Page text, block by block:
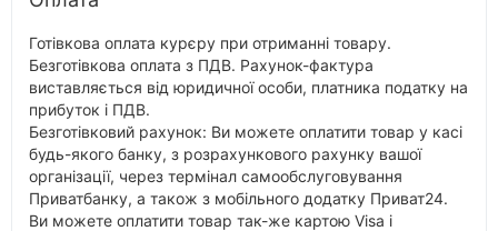
Готівкова оплата курєру при отриманні товару.
Безготівкова оплата з ПДВ. Рахунок-фактура
виставляється від юридичної особи, платника податку на
прибуток і ПДВ.
Безготівковий рахунок: Ви можете оплатити товар у касі
будь-якого банку, з розрахункового рахунку вашої
організації, через термінал самообслуговування
Приватбанку, а також з мобільного додатку Приват24.
Ви можете оплатити товар так-же картою Visa і